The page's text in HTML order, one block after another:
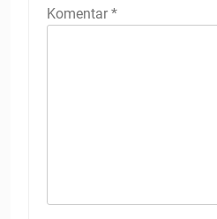
Komentar *